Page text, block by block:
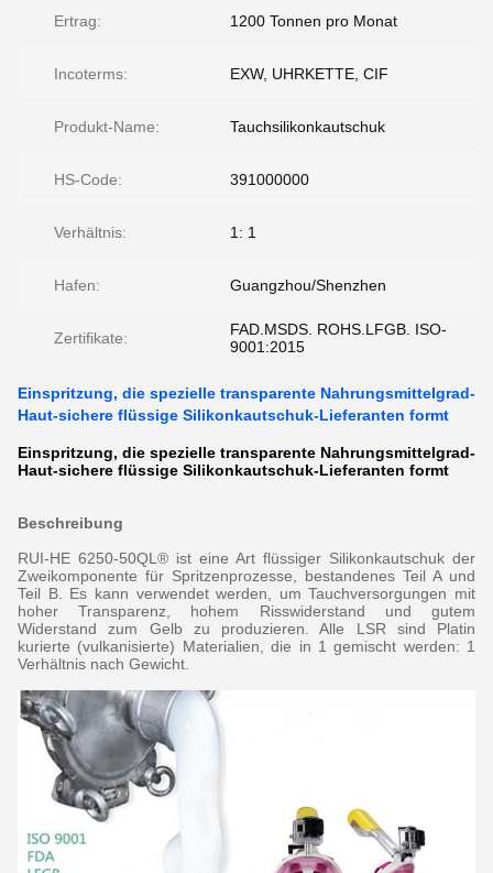
Ertrag: 1200 Tonnen pro Monat
Incoterms: EXW, UHRKETTE, CIF
Produkt-Name: Tauchsilikonkautschuk
HS-Code: 391000000
Verhältnis: 1: 1
Hafen: Guangzhou/Shenzhen
Zertifikate:
FAD.MSDS. ROHS.LFGB. ISO-
9001:2015
Einspritzung, die spezielle transparente Nahrungsmittelgrad-
Haut-sichere flüssige Silikonkautschuk-Lieferanten formt
Einspritzung, die spezielle transparente Nahrungsmittelgrad-
Haut-sichere flüssige Silikonkautschuk-Lieferanten formt
Beschreibung
RUI-HE 6250-50QL® ist eine Art flüssiger Silikonkautschuk der
Zweikomponente für Spritzenprozesse, bestandenes Teil A und
Teil B. Es kann verwendet werden, um Tauchversorgungen mit
hoher Transparenz, hohem Risswiderstand und gutem
Widerstand zum Gelb zu produzieren. Alle LSR sind Platin
kurierte (vulkanisierte) Materialien, die in 1 gemischt werden: 1
Verhältnis nach Gewicht.